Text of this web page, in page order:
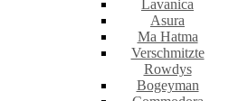
Lavanica
Asura
Ma Hatma
Verschmitzte
Rowdys
Bogeyman